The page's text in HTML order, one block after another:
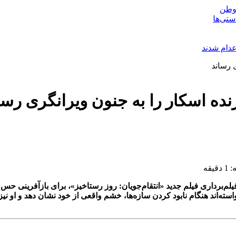
وطن
اسکار را به جنون ویرانگری
و ۸۷ ساله سینما، در جریان فیلم‌برداری فیلم جدید «انتقام‌جویان: روز رستاخیز»،
هنگام نابود کردن سازه‌ها، خشم واقعی از خود نشان دهد و او